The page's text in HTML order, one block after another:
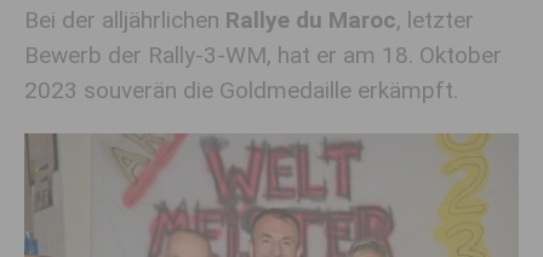
Bei der alljährlichen Rallye du Maroc, letzter
Bewerb der Rally-3-WM, hat er am 18. Oktober
2023 souverän die Goldmedaille erkämpft.